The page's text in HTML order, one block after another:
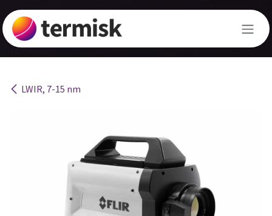
Hoppa till innehåll
LWIR, 7-15 nm